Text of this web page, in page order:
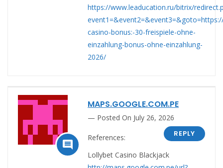
https://www.leaducation.ru/bitrix/
casino-bonus:-30-freispiele-ohne-
einzahlung-bonus-ohne-einzahlung-
2026/

MAPS.GOOGLE.COM.PE
Posted On July 26, 2026
REPLY
References:
Lollybet Casino Blackjack